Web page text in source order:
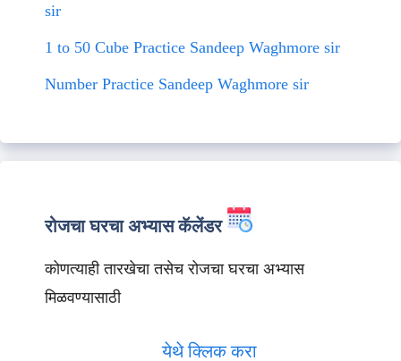
sir
1 to 50 Cube Practice Sandeep Waghmore sir
Number Practice Sandeep Waghmore sir
रोजचा घरचा अभ्यास कॅलेंडर
कोणत्याही तारखेचा तसेच रोजचा घरचा अभ्यास
मिळवण्यासाठी
येथे क्लिक करा